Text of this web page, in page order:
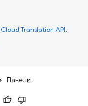
Cloud Translation API.
Панели